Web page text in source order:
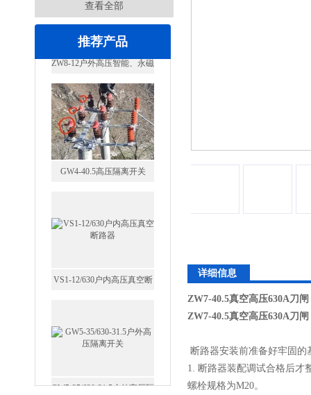
查看全部
推荐产品
GW4-40.5高压隔离开关
路器
详细信息
ZW7-40.5真空高压630A刀闸
ZW7-40.5真空高压630A刀闸
断路器安装前准备好牢固
1. 断路器装配调试合格后才
螺栓规格为M20。